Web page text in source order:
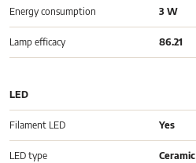
Energy consumption 3 W
Lamp efficacy 86.21
LED
Filament LED Yes
LED type Ceramic